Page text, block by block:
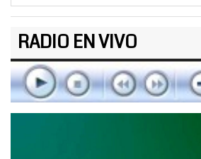
RADIO EN VIVO